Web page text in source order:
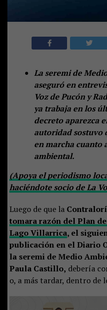
La seremi de
aseguró en
Voz de Pucón y
ya trabaja en los
decreto aparezca
autoridad sostuvo
en marcha cuanto
ambiental.
(Apoya el periodismo
haciéndote socio de La
Luego de que la
tomara razón del Plan
Lago Villarrica, el
publicación en el Diario
la seremi de Medio
Paula Castillo, debería
o, a más tardar, dentro de